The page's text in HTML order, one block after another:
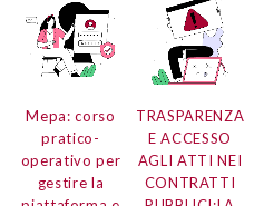
Mepa:corso
pratico-
operativo per
gestire la
TRASPARENZA
E ACCESSO
AGLI ATTI NEI
CONTRATTI